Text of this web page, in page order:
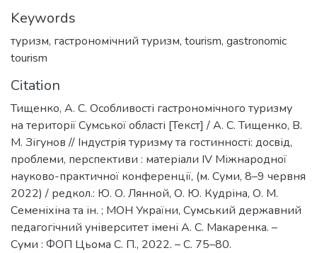
Keywords
туризм, гастрономічний туризм, tourism, gastronomic
tourism
Citation
Тищенко, А. С. Особливості гастрономічного туризму
на території Сумської області [Текст] / А. С. Тищенко, В.
М. Зігунов // Індустрія туризму та гостинності: досвід,
проблеми, перспективи : матеріали ІV Міжнародної
науково-практичної конференції, (м. Суми, 8–9 червня
2022) / редкол.: Ю. О. Лянной, О. Ю. Кудріна, О. М.
Семеніхіна та ін. ; МОН України, Сумський державний
педагогічний університет імені А. С. Макаренка. –
Суми : ФОП Цьома С. П., 2022. – С. 75–80.